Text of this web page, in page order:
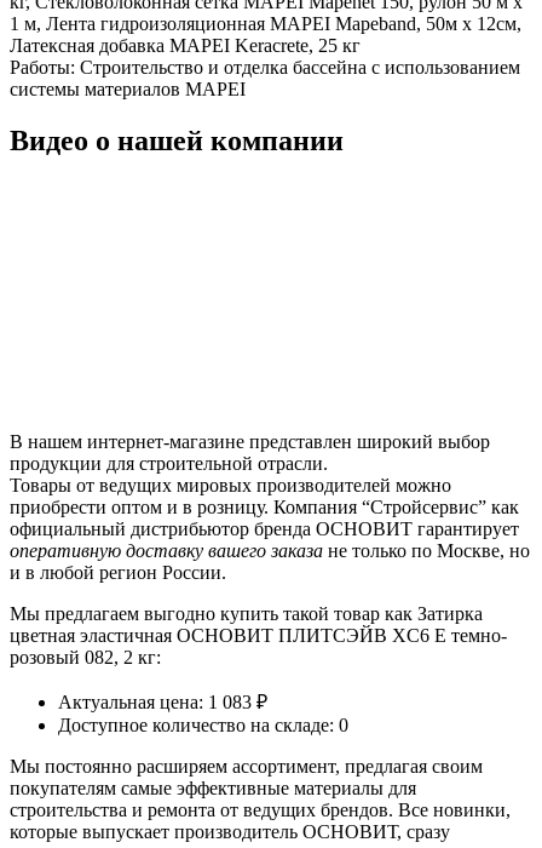
1 м, Лента гидроизоляционная MAPEI Mapeband, 50м x 12см,
Латексная добавка MAPEI Keracrete, 25 кг
Работы: Строительство и отделка бассейна с использованием
системы материалов MAPEI
Видео о нашей компании
В нашем интернет-магазине представлен широкий выбор
продукции для строительной отрасли.
Товары от ведущих мировых производителей можно
приобрести оптом и в розницу. Компания “Стройсервис” как
официальный дистрибьютор бренда ОСНОВИТ гарантирует
оперативную доставку вашего заказа не только по Москве, но
и в любой регион России.
Мы предлагаем выгодно купить такой товар как Затирка
цветная эластичная ОСНОВИТ ПЛИТСЭЙВ XC6 E темно-
розовый 082, 2 кг:
Актуальная цена: 1 083 ₽
Доступное количество на складе: 0
Мы постоянно расширяем ассортимент, предлагая своим
покупателям самые эффективные материалы для
строительства и ремонта от ведущих брендов. Все новинки,
которые выпускает производитель ОСНОВИТ, сразу